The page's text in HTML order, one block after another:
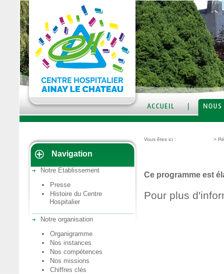
Navigation
Notre Etablissement
Presse
Histoire du Centre
Hospitalier
Notre organisation
Organigramme
Nos instances
Nos compétences
Nos missions
Chiffres clés
Vous êtes ici : >
Ce programme est
Pour plus